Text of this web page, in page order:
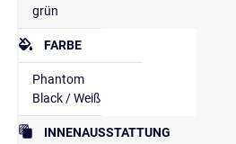
grün
FARBE
Phantom
Black / Weiß
INNENAUSSTATTUNG